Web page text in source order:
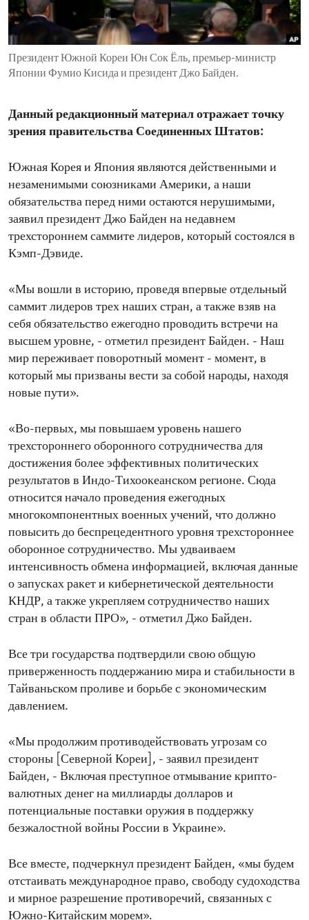
ENVIRONMENT AND HEALTH
IDEALS AND INSTITUTIONS
Президент Южной Кореи Юн Сок Ёль, премьер-министр
Японии Фумио Кисида и президент Джо Байден.
Данный редакционный материал отражает точку
зрения правительства Соединенных Штатов:
Южная Корея и Япония являются действенными и
незаменимыми союзниками Америки, а наши
обязательства перед ними остаются нерушимыми,
заявил президент Джо Байден на недавнем
трехстороннем саммите лидеров, который состоялся в
Кэмп-Дэвиде.
«Мы вошли в историю, проведя впервые отдельный
саммит лидеров трех наших стран, а также взяв на
себя обязательство ежегодно проводить встречи на
высшем уровне, - отметил президент Байден. - Наш
мир переживает поворотный момент - момент, в
который мы призваны вести за собой народы, находя
новые пути».
«Во-первых, мы повышаем уровень нашего
трехстороннего оборонного сотрудничества для
достижения более эффективных политических
результатов в Индо-Тихоокеанском регионе. Сюда
относится начало проведения ежегодных
многокомпонентных военных учений, что должно
повысить до беспрецедентного уровня трехстороннее
оборонное сотрудничество. Мы удваиваем
интенсивность обмена информацией, включая данные
о запусках ракет и кибернетической деятельности
КНДР, а также укрепляем сотрудничество наших
стран в области ПРО», - отметил Джо Байден.
Все три государства подтвердили свою общую
приверженность поддержанию мира и стабильности в
Тайваньском проливе и борьбе с экономическим
давлением.
«Мы продолжим противодействовать угрозам со
стороны [Северной Кореи], - заявил президент
Байден, - Включая преступное отмывание крипто-
валютных денег на миллиарды долларов и
потенциальные поставки оружия в поддержку
безжалостной войны России в Украине».
Все вместе, подчеркнул президент Байден, «мы будем
отстаивать международное право, свободу судоходства
и мирное разрешение противоречий, связанных с
Южно-Китайским морем».